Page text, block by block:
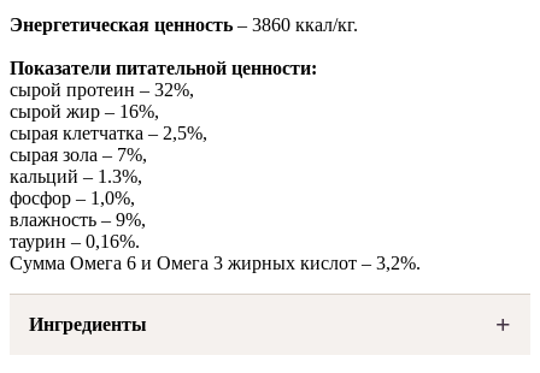
Энергетическая ценность – 3860 ккал/кг.
Показатели питательной ценности:
сырой протеин – 32%,
сырой жир – 16%,
сырая клетчатка – 2,5%,
сырая зола – 7%,
кальций – 1.3%,
фосфор – 1,0%,
влажность – 9%,
таурин – 0,16%.
Сумма Омега 6 и Омега 3 жирных кислот – 3,2%.
Ингредиенты